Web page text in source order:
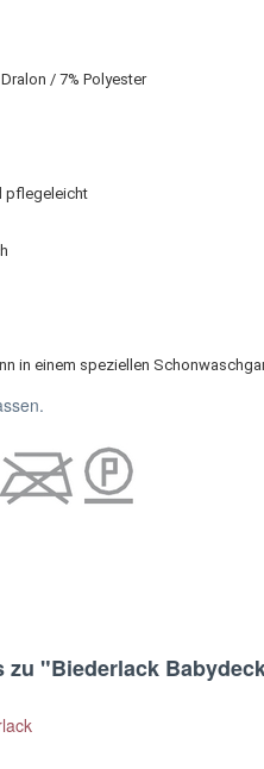
/ 7% Polyester
pflegeleicht
in einem speziellen
"Biederlack